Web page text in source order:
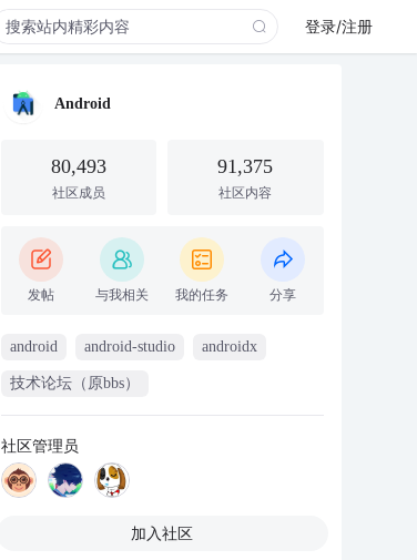
登录/注册
Android
80,493
社区成员
91,375
社区内容
发帖 与我相关 我的任务 分享
android android-studio androidx
技术论坛（原bbs）
社区管理员
加入社区